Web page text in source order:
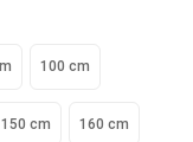
100 cm
150 cm 160 cm